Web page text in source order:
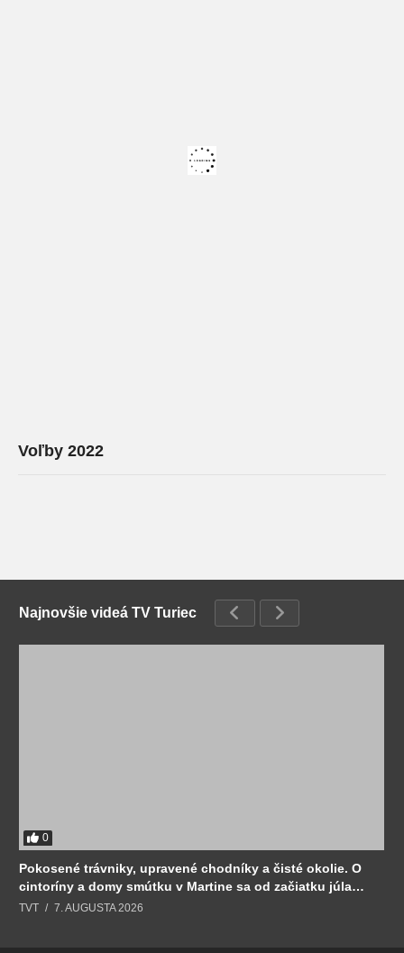
Voľby 2022
Najnovšie videá TV Turiec
0
Pokosené trávniky, upravené chodníky a čisté okolie. O
cintoríny a domy smútku v Martine sa od začiatku júla
stará Sociálny podnik.
TVT 7. AUGUSTA 2026